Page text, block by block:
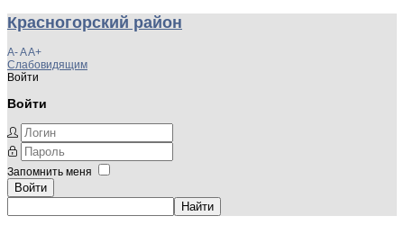
Красногорский район
A-AA+
Слабовидящим
Войти
Войти
Запомнить меня
Войти